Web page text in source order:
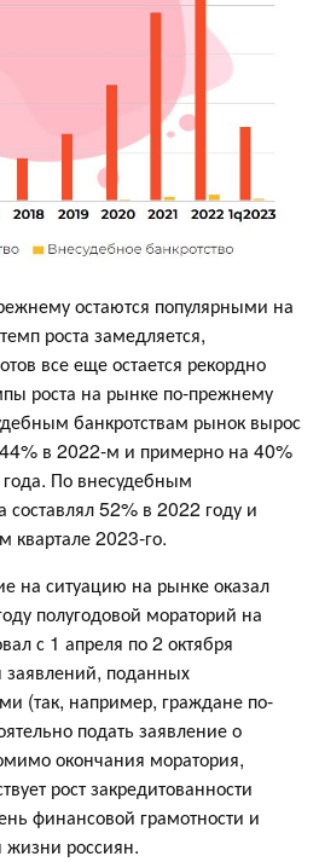
остаются популярными на
роста замедляется,
все еще остается рекордно
роста на рынке по-прежнему
банкротствам рынок вырос
в 2022-м и примерно на 40%
По внесудебным
составлял 52% в 2022 году и
квартале 2023-го.
на ситуацию на рынке оказал
полугодовой мораторий на
с 1 апреля по 2 октября
заявлений, поданных
(так, например, граждане по-
подать заявление о
окончания моратория,
рост закредитованности
финансовой грамотности и
россиян.